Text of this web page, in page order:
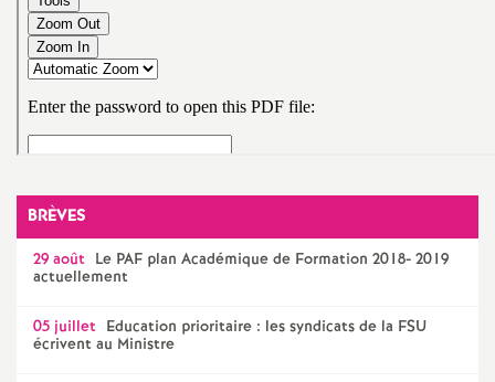
BRÈVES
29 août Le PAF plan Académique de Formation 2018- 2019
actuellement
05 juillet Education prioritaire : les syndicats de la FSU
écrivent au Ministre